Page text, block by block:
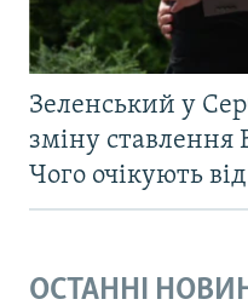
Зеленський у
зміну ставлення
Чого очікують
ОСТАННІ